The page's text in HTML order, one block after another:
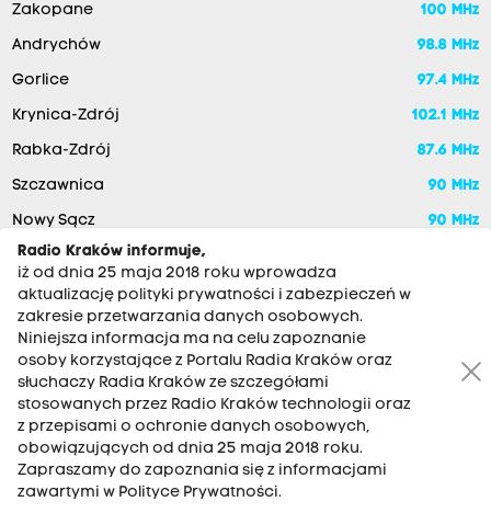
Zakopane 100 MHz
Andrychów 98.8 MHz
Gorlice 97.4 MHz
Krynica-Zdrój 102.1 MHz
Rabka-Zdrój 87.6 MHz
Szczawnica 90 MHz
Nowy Sącz 90 MHz
RADIO KRAKÓW SA. Aleja Juliusza Słowackiego 22, 30-007
Kraków
Antena: 12 200 33 33
Radio Kraków informuje,
iż od dnia 25 maja 2018 roku wprowadza
aktualizację polityki prywatności i zabezpieczeń w
zakresie przetwarzania danych osobowych.
Niniejsza informacja ma na celu zapoznanie
osoby korzystające z Portalu Radia Kraków oraz
słuchaczy Radia Kraków ze szczegółami
stosowanych przez Radio Kraków technologii oraz
z przepisami o ochronie danych osobowych,
obowiązujących od dnia 25 maja 2018 roku.
Zapraszamy do zapoznania się z informacjami
zawartymi w Polityce Prywatności.